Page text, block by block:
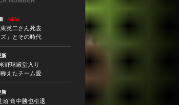
NEW
英二さん死去
ズ」とその時代
新
野球殿堂入り
えたチーム愛
新
頭”角中勝也引退